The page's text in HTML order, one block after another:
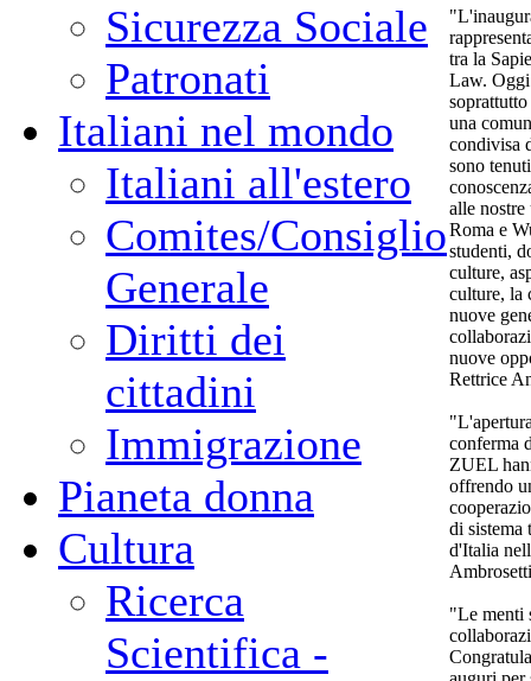
Sicurezza Sociale
Patronati
Italiani nel mondo
Italiani all'estero
Comites/Consiglio
Generale
Diritti dei
cittadini
Immigrazione
Pianeta donna
Cultura
Ricerca
Scientifica -
tra la
Law. Oggi
una
condivisa
sono
alle
Roma e
studenti,
culture,
culture, la
nuove
nuove
Rettrice
conferma
ZUEL
offrendo
di sistema
d'Italia
"Le menti